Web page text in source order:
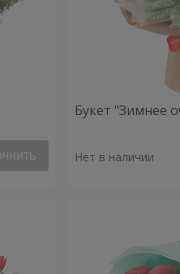
Букет "Зимнее
Нет в наличии